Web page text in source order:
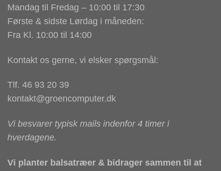
Mandag til Fredag – 10:00 til 17:30
Første & sidste Lørdag i måneden:
Fra Kl. 10:00 til 14:00
Kontakt os gerne, vi elsker spørgsmål:
Tlf. 46 93 20 39
kontakt@groencomputer.dk
Vi besvarer typisk mails indenfor 4 timer i
hverdagene.
Vi planter balsatræer & bidrager sammen til at